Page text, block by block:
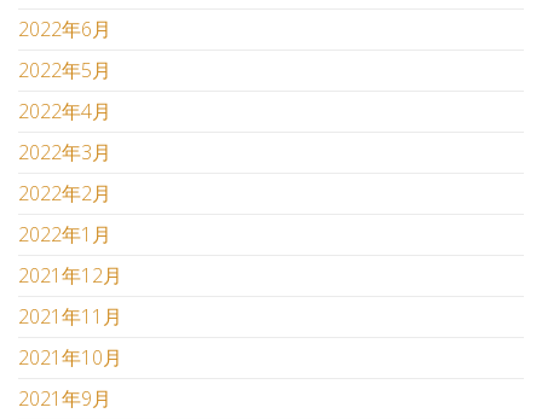
2022年6月
2022年5月
2022年4月
2022年3月
2022年2月
2022年1月
2021年12月
2021年11月
2021年10月
2021年9月